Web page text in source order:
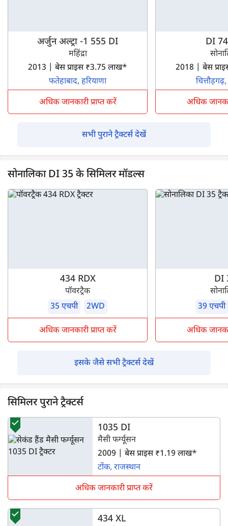
अर्जुन अल्ट्रा -1 555 DI
महिंद्रा
2013 | बेस प्राइस ₹3.75 लाख*
फतेहाबाद, हरियाणा
अधिक जानकारी प्राप्त करें
DI
2018 | बेस
अधिक
सभी पुराने ट्रैक्टर्स देखें
सोनालिका DI 35 के सिमिलर मॉडल्स
434 RDX
पॉवरट्रैक
35 एचपी
2WD
अधिक जानकारी प्राप्त करें
DI
39 एचपी
अधिक
इसके जैसे सभी ट्रैक्टर्स देखें
सिमिलर पुराने ट्रैक्टर्स
1035 DI
मैसी फर्ग्यूसन
2009 | बेस प्राइस ₹1.19 लाख*
टोंक, राजस्थान
अधिक जानकारी प्राप्त करें
434 XL